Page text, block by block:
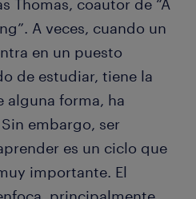
Thomas, coautor de “A
A veces, cuando un
en un puesto
de estudiar, tiene la
alguna forma, ha
embargo, ser
es un ciclo que
importante. El